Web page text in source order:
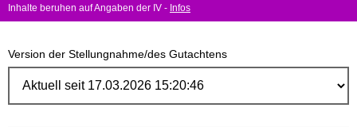
Inhalte beruhen auf Angaben der IV - Infos
Version der Stellungnahme/des Gutachtens